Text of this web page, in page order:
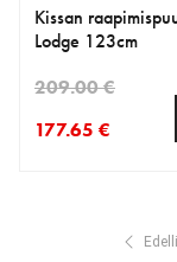
Kissan
Lodge 123cm
177.65 €
209.00 €